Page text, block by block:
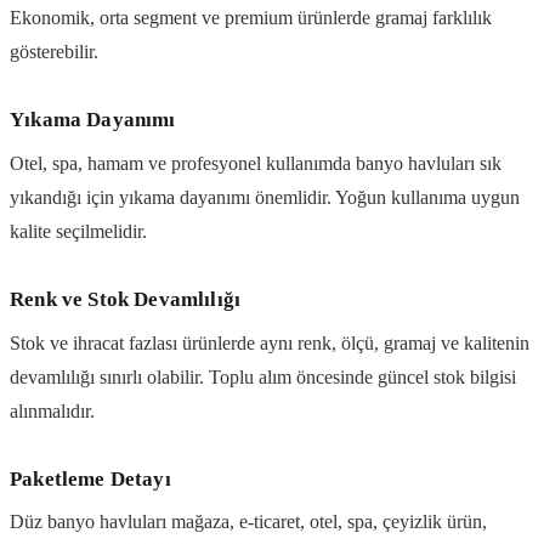
Ekonomik, orta segment ve premium ürünlerde gramaj farklılık
gösterebilir.
Yıkama Dayanımı
Otel, spa, hamam ve profesyonel kullanımda banyo havluları sık
yıkandığı için yıkama dayanımı önemlidir. Yoğun kullanıma uygun
kalite seçilmelidir.
Renk ve Stok Devamlılığı
Stok ve ihracat fazlası ürünlerde aynı renk, ölçü, gramaj ve kalitenin
devamlılığı sınırlı olabilir. Toplu alım öncesinde güncel stok bilgisi
alınmalıdır.
Paketleme Detayı
Düz banyo havluları mağaza, e-ticaret, otel, spa, çeyizlik ürün,